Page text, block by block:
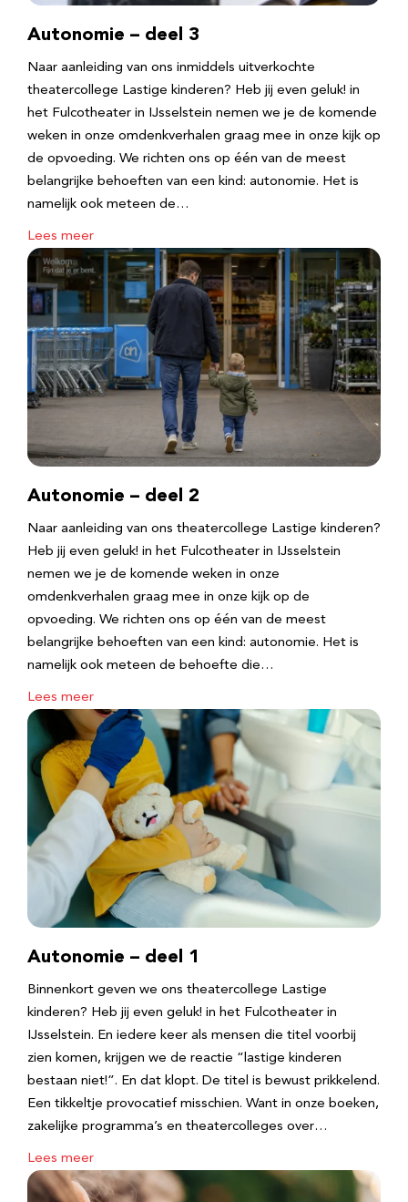
Autonomie – deel 3
Naar aanleiding van ons inmiddels uitverkochte
theatercollege Lastige kinderen? Heb jij even geluk! in
het Fulcotheater in IJsselstein nemen we je de komende
weken in onze omdenkverhalen graag mee in onze kijk op
de opvoeding. We richten ons op één van de meest
belangrijke behoeften van een kind: autonomie. Het is
namelijk ook meteen de…
Lees meer
Autonomie – deel 2
Naar aanleiding van ons theatercollege Lastige kinderen?
Heb jij even geluk! in het Fulcotheater in IJsselstein
nemen we je de komende weken in onze
omdenkverhalen graag mee in onze kijk op de
opvoeding. We richten ons op één van de meest
belangrijke behoeften van een kind: autonomie. Het is
namelijk ook meteen de behoefte die…
Lees meer
Autonomie – deel 1
Binnenkort geven we ons theatercollege Lastige
kinderen? Heb jij even geluk! in het Fulcotheater in
IJsselstein. En iedere keer als mensen die titel voorbij
zien komen, krijgen we de reactie “lastige kinderen
bestaan niet!”. En dat klopt. De titel is bewust prikkelend.
Een tikkeltje provocatief misschien. Want in onze boeken,
zakelijke programma’s en theatercolleges over…
Lees meer